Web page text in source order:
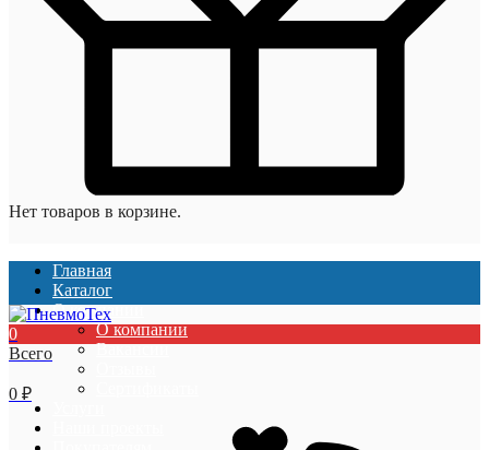
Нет товаров в корзине.
Главная
Каталог
О компании
О компании
Вакансии
0
Всего
0 ₽